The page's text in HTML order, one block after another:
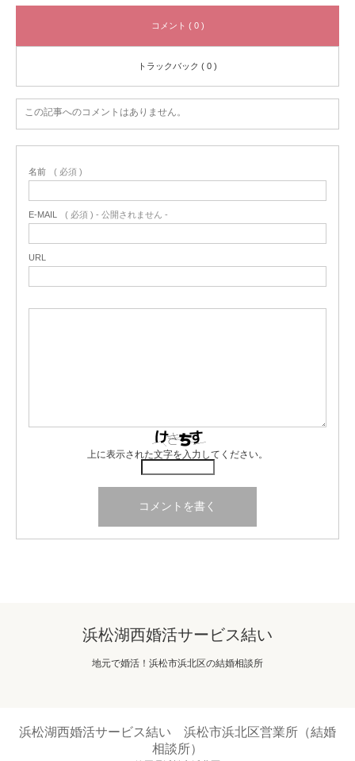
コメント ( 0 )
トラックバック ( 0 )
この記事へのコメントはありません。
名前 ( 必須 )
E-MAIL ( 必須 ) - 公開されません -
URL
上に表示された文字を入力してください。
浜松湖西婚活サービス結い
地元で婚活！浜松市浜北区の結婚相談所
浜松湖西婚活サービス結い 浜松市浜北区営業所（結婚
相談所）